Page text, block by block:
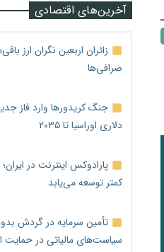
آخرین‌های اقتصادی
زائران اربعین نگران ارز
صرافی‌ها
دلاری اوراسیا تا ۲۰۳۵
پارادوکس اینترنت در
کمتر توسعه می‌یابد
تأمین سرمایه در گردش
سیاست‌های مالیاتی در حمایت